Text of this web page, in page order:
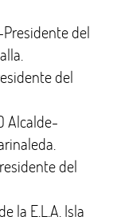
Presidente del
del
Alcalde-
del
la E.L.A. Isla